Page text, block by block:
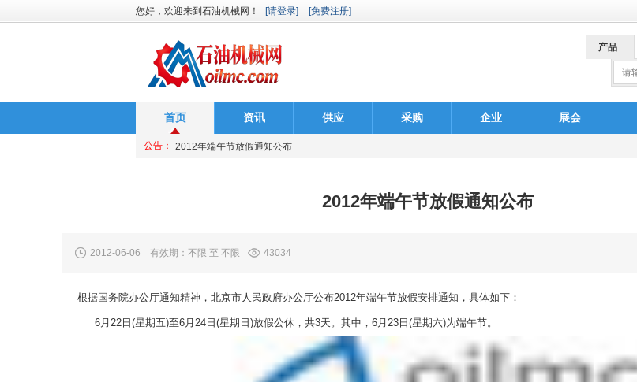
您好，欢迎来到石油机械网！ [请登录] [免费注册]
产品
首页 资讯 供应 采购 企业 展会
公告：
国务院办公厅日前下发2013年部分节假日安排
国务院办公厅日前下发2013年部分节假日安排
2012祝天下儿童节快乐
2012年端午节放假通知公布
2012-06-06 有效期：不限 至 不限 43034
根据国务院办公厅通知精神，北京市人民政府办公厅公布2012年端午节放假安排通知，具体如下：
6月22日(星期五)至6月24日(星期日)放假公休，共3天。其中，6月23日(星期六)为端午节。